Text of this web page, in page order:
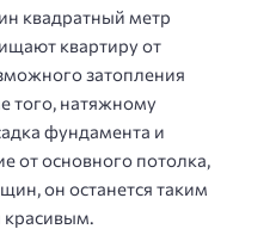
квадратный метр
квартиру от
затопления
того, натяжному
фундамента и
от основного потолка,
он останется таким